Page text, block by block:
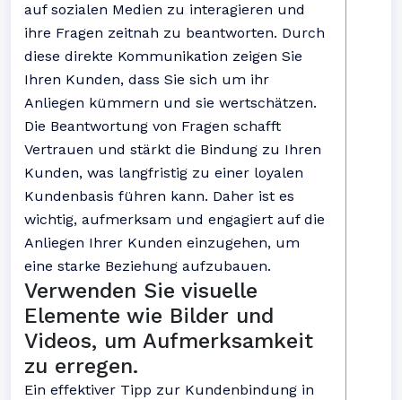
auf sozialen Medien zu interagieren und
ihre Fragen zeitnah zu beantworten. Durch
diese direkte Kommunikation zeigen Sie
Ihren Kunden, dass Sie sich um ihr
Anliegen kümmern und sie wertschätzen.
Die Beantwortung von Fragen schafft
Vertrauen und stärkt die Bindung zu Ihren
Kunden, was langfristig zu einer loyalen
Kundenbasis führen kann. Daher ist es
wichtig, aufmerksam und engagiert auf die
Anliegen Ihrer Kunden einzugehen, um
eine starke Beziehung aufzubauen.
Verwenden Sie visuelle
Elemente wie Bilder und
Videos, um Aufmerksamkeit
zu erregen.
Ein effektiver Tipp zur Kundenbindung in